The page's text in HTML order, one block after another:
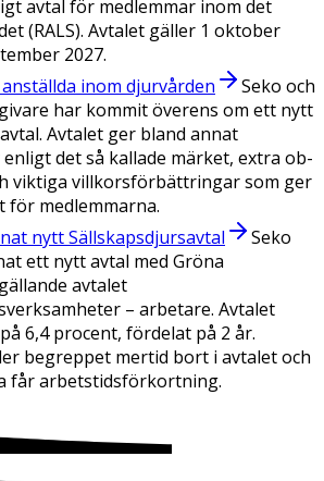
avtal för medlemmar inom det
(RALS). Avtalet gäller 1 oktober
2027.
inom djurvården
Seko och
har kommit överens om ett nytt
Avtalet ger bland annat
det så kallade märket, extra ob-
viktiga villkorsförbättringar som ger
för medlemmarna.
nytt Sällskapsdjursavtal
Seko
ett nytt avtal med Gröna
avtalet
– arbetare. Avtalet
6,4 procent, fördelat på 2 år.
begreppet mertid bort i avtalet och
får arbetstidsförkortning.